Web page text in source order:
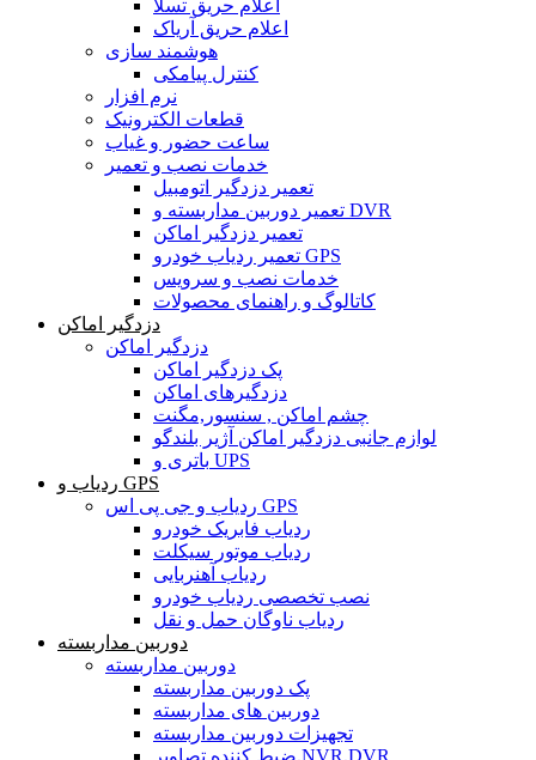
اعلام حریق تسلا
اعلام حریق آریاک
هوشمند سازی
کنترل پیامکی
نرم افزار
قطعات الکترونیک
ساعت حضور و غیاب
خدمات نصب و تعمیر
تعمیر دزدگیر اتومبیل
تعمیر دوربین مداربسته و DVR
تعمیر دزدگیر اماکن
تعمیر ردیاب خودرو GPS
خدمات نصب و سرویس
کاتالوگ و راهنمای محصولات
دزدگیر اماکن
دزدگیر اماکن
پک دزدگیر اماکن
دزدگیرهای اماکن
چشم اماکن , سنسور,مگنت
لوازم جانبی دزدگیر اماکن آژیر بلندگو
باتری و UPS
ردیاب و GPS
ردیاب و جی پی اس GPS
ردیاب فابریک خودرو
ردیاب موتور سیکلت
ردیاب آهنربایی
نصب تخصصی ردیاب خودرو
ردیاب ناوگان حمل و نقل
دوربین مداربسته
دوربین مداربسته
پک دوربین مداربسته
دوربین های مداربسته
تجهیزات دوربین مداربسته